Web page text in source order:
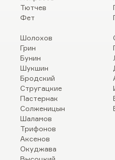
Тютчев
Фет
Шолохов
Грин
Бунин
Шукшин
Бродский
Стругацкие
Пастернак
Солженицын
Шаламов
Трифонов
Аксенов
Окуджава